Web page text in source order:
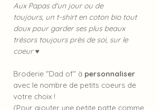
Aux Papas d'un jour ou de
toujours, un t-shirt en coton bio tout
doux pour garder ses plus beaux
trésors toujours près de soi, sur le
coeur ♥️
Broderie "Dad of" à personnaliser
avec le nombre de petits coeurs de
votre choix !
(Pour ajouter une petite patte comme